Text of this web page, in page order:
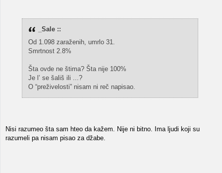
_Sale ::
Od 1.098 zaraženih, umrlo 31.
Smrtnost 2.8%
Šta ovde ne štima? Šta nije 100%
Je l’ se šališ ili ...?
O “preživelosti” nisam ni reč napisao.
Nisi razumeo šta sam hteo da kažem. Nije ni bitno. Ima ljudi koji su
razumeli pa nisam pisao za džabe.